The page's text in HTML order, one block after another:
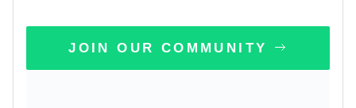
JOIN OUR COMMUNITY